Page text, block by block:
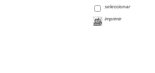
seleccionar
imprimir